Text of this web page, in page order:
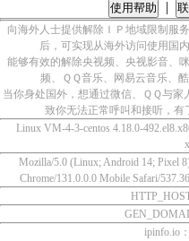
使用帮助
向海外人士提供解除ＩＰ地域限制服
后，可实现从海外访问使用国
能够有效的解除央视频、央视影音、
频、ＱＱ音乐、网易云音乐、
当你身处国外，想通过微信、ＱＱ与
致你无法正常呼叫和接听，有
Linux VM-4-3-centos 4.18.0-
Mozilla/5.0 (Linux; Android 14; Pixel
Chrome/131.0.0.0 Mobile Safari/
ipinfo.io